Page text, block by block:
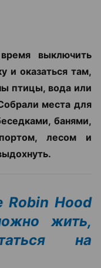
выключить
и оказаться там,
птицы, вода или
места для
банями,
лесом и
Robin Hood
жить,
на